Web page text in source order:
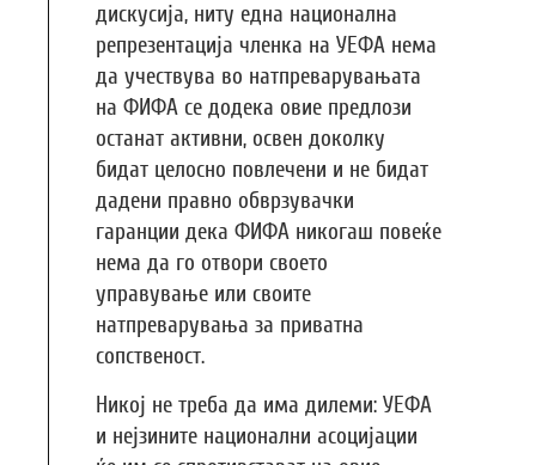
дискусија, ниту една национална
репрезентација членка на УЕФА нема
да учествува во натпреварувањата
на ФИФА се додека овие предлози
останат активни, освен доколку
бидат целосно повлечени и не бидат
дадени правно обврзувачки
гаранции дека ФИФА никогаш повеќе
нема да го отвори своето
управување или своите
натпреварувања за приватна
сопственост.
Никој не треба да има дилеми: УЕФА
и нејзините национални асоцијации